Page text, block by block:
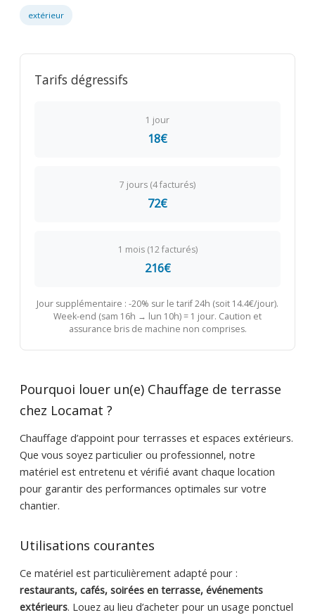
extérieur
Tarifs dégressifs
1 jour
18€
7 jours (4 facturés)
72€
1 mois (12 facturés)
216€
Jour supplémentaire : -20% sur le tarif 24h (soit 14.4€/jour).
Week-end (sam 16h → lun 10h) = 1 jour. Caution et
assurance bris de machine non comprises.
Pourquoi louer un(e) Chauffage de terrasse
chez Locamat ?
Chauffage d’appoint pour terrasses et espaces extérieurs.
Que vous soyez particulier ou professionnel, notre
matériel est entretenu et vérifié avant chaque location
pour garantir des performances optimales sur votre
chantier.
Utilisations courantes
Ce matériel est particulièrement adapté pour :
restaurants, cafés, soirées en terrasse, événements
extérieurs. Louez au lieu d’acheter pour un usage ponctuel